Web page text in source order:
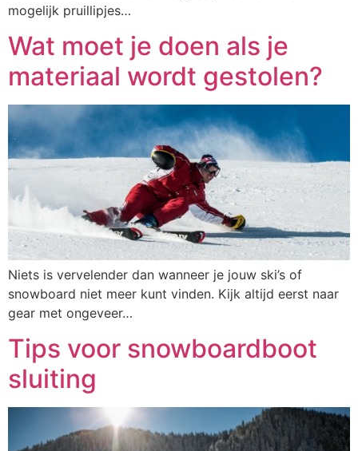
mogelijk pruillipjes…
Wat moet je doen als je
materiaal wordt gestolen?
Niets is vervelender dan wanneer je jouw ski’s of
snowboard niet meer kunt vinden. Kijk altijd eerst naar
gear met ongeveer…
Tips voor snowboardboot
sluiting